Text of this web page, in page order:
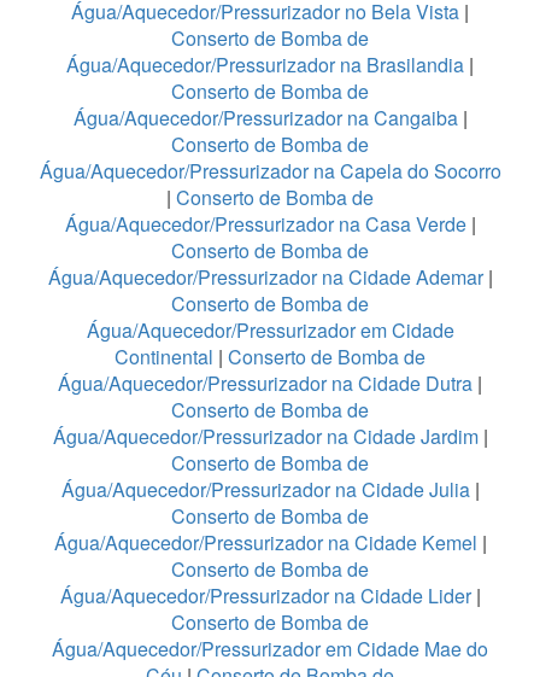
Água/Aquecedor/Pressurizador no Bela Vista |
Conserto de Bomba de
Água/Aquecedor/Pressurizador na Brasilandia |
Conserto de Bomba de
Água/Aquecedor/Pressurizador na Cangaiba|
Conserto de Bomba de
Água/Aquecedor/Pressurizador na Capela do Socorro
| Conserto de Bomba de
Água/Aquecedor/Pressurizador na Casa Verde|
Conserto de Bomba de
Água/Aquecedor/Pressurizador na Cidade Ademar|
Conserto de Bomba de
Água/Aquecedor/Pressurizador em Cidade
Continental | Conserto de Bomba de
Água/Aquecedor/Pressurizador na Cidade Dutra |
Conserto de Bomba de
Água/Aquecedor/Pressurizador na Cidade Jardim|
Conserto de Bomba de
Água/Aquecedor/Pressurizador na Cidade Julia |
Conserto de Bomba de
Água/Aquecedor/Pressurizador na Cidade Kemel |
Conserto de Bomba de
Água/Aquecedor/Pressurizador na Cidade Lider|
Conserto de Bomba de
Água/Aquecedor/Pressurizador em Cidade Mae do